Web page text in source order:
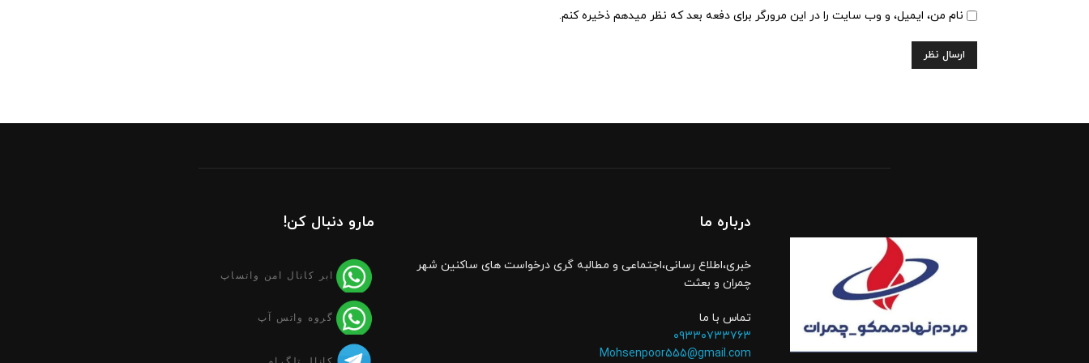
نام من، ایمیل، و وب سایت را در این مرورگر برای دفعه بعد که نظر میدهم ذخیره کنم.
درباره ما
خبری،اطلاع رسانی،اجتماعی و مطالبه گری درخواست های ساکنین شهر
چمران و بعثت
تماس با ما
۰۹۳۳۰۷۳۳۷۶۳
Mohsenpoor555@gmail.com
مارو دنبال کن!
ابر کانال امن واتساپ
گروه واتس آپ